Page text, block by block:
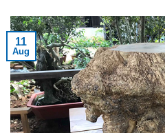
11
Aug